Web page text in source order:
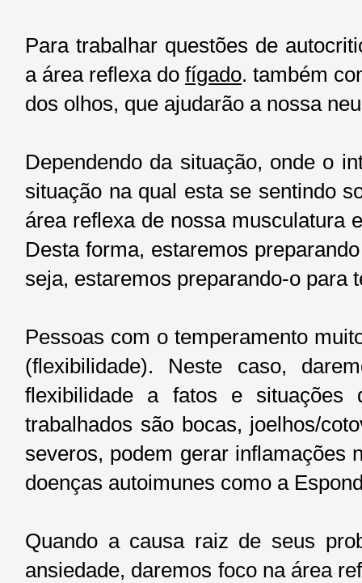
Para trabalhar questões de
a área reflexa do fígado. também
dos olhos, que ajudarão a nossa
Dependendo da situação, onde o
situação na qual esta se sentindo
área reflexa de nossa musculatura
Desta forma, estaremos
seja, estaremos preparando-o para
Pessoas com o temperamento
(flexibilidade). Neste caso,
flexibilidade a fatos e
trabalhados são bocas, joelhos/
severos, podem gerar inflamações
doenças autoimunes como a
Quando a causa raiz de seus
ansiedade, daremos foco na área